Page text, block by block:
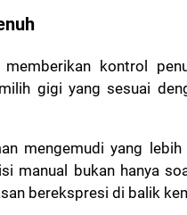
memberikan kontrol
gigi yang sesuai
mengemudi yang
manual bukan hanya
berekspresi di balik